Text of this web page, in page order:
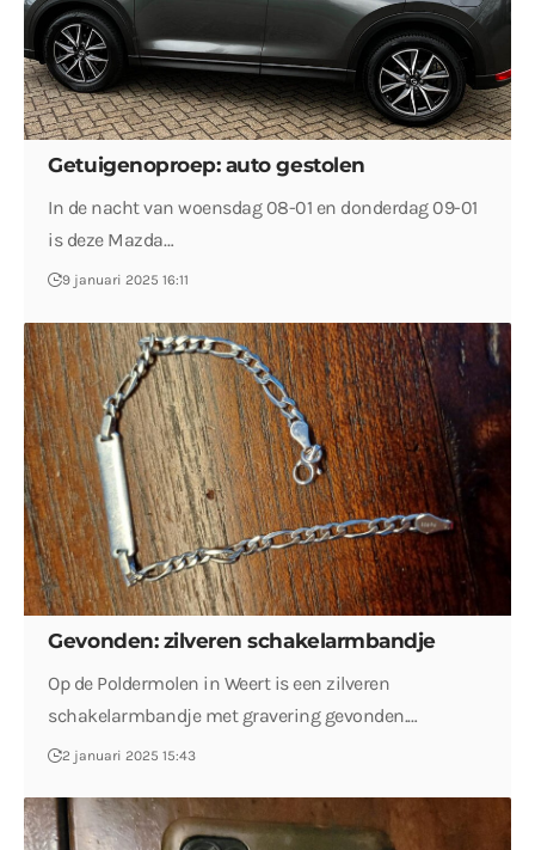
Getuigenoproep: auto gestolen
In de nacht van woensdag 08-01 en donderdag 09-01
is deze Mazda…
9 januari 2025 16:11
Gevonden: zilveren schakelarmbandje
Op de Poldermolen in Weert is een zilveren
schakelarmbandje met gravering gevonden.…
2 januari 2025 15:43